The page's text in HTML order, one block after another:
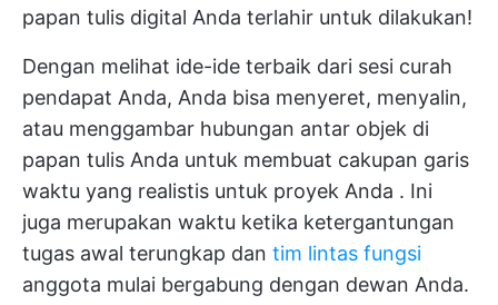
papan tulis digital Anda terlahir untuk dilakukan!
Dengan melihat ide-ide terbaik dari sesi curah
pendapat Anda, Anda bisa menyeret, menyalin,
atau menggambar hubungan antar objek di
papan tulis Anda untuk membuat cakupan garis
waktu yang realistis untuk proyek Anda . Ini
juga merupakan waktu ketika ketergantungan
tugas awal terungkap dan tim lintas fungsi
anggota mulai bergabung dengan dewan Anda.